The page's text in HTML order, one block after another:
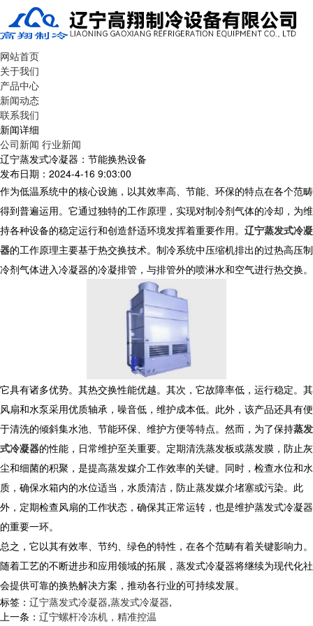
网站首页
关于我们
产品中心
新闻动态
联系我们
新闻详细
公司新闻 行业新闻
辽宁蒸发式冷凝器：节能换热设备
发布日期：2024-4-16 9:03:00
作为低温系统中的核心设施，以其效率高、节能、环保的特点在各个范畴
得到普遍运用。它通过独特的工作原理，实现对制冷剂气体的冷却，为维
持各种设备的稳定运行和创造舒适环境发挥着重要作用。 辽宁蒸发式冷凝
器的工作原理主要基于热交换技术。制冷系统中压缩机排出的过热高压制
冷剂气体进入冷凝器的冷凝排管，与排管外的喷淋水和空气进行热交换。
它具有诸多优势。其热交换性能优越。其次，它故障率低，运行稳定。其
风扇和水泵采用优质轴承，噪音低，维护成本低。此外，该产品还具有便
于清洗的倾斜集水池、节能环保、维护方便等特点。然而，为了保持蒸发
式冷凝器的性能，日常维护至关重要。定期清洗蒸发板或蒸发膜，防止灰
尘和细菌的积聚，是提高蒸发媒介工作效率的关键。同时，检查水位和水
质，确保水箱内的水位适当，水质清洁，防止蒸发媒介堵塞或污染。此
外，定期检查风扇的工作状态，确保其正常运转，也是维护蒸发式冷凝器
的重要一环。
总之，它以其有效率、节约、绿色的特性，在各个范畴有着关键影响力。
随着工艺的不断进步和应用领域的拓展，蒸发式冷凝器将继续为现代化社
会提供可靠的换热解决方案，推动各行业的可持续发展。
标签： 辽宁蒸发式冷凝器,蒸发式冷凝器,
上一条： 辽宁螺杆冷冻机，精准控温